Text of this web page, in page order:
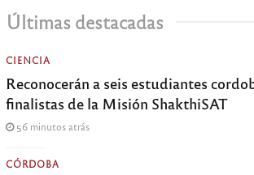
Últimas destacadas
CIENCIA
Reconocerán a seis estudiantes
finalistas de la Misión ShakthiSAT
56 minutos atrás
CÓRDOBA